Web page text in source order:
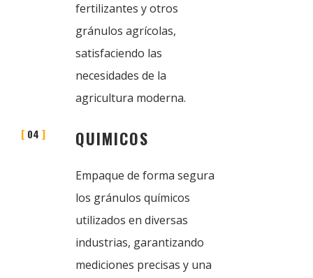
fertilizantes y otros
gránulos agrícolas,
satisfaciendo las
necesidades de la
agricultura moderna.
04 QUIMICOS
Empaque de forma segura
los gránulos químicos
utilizados en diversas
industrias, garantizando
mediciones precisas y una